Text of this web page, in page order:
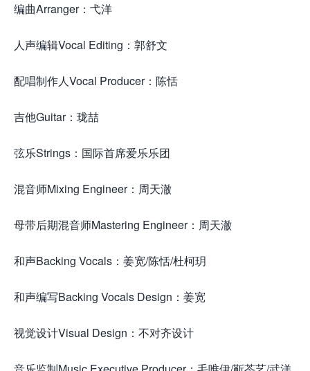
编曲Arranger：弋洋
人声编辑Vocal Editing：郭舒文
配唱制作人Vocal Producer：陈恬
吉他Guitar：珑喆
弦乐Strings：国际首席爱乐乐团
混音师Mixing Engineer：周天澈
母带后期混音师Mastering Engineer：周天澈
和声Backing Vocals：姜宽/陈恬/杜柯玥
和声编写Backing Vocals Design：姜宽
视觉设计Visual Design：不对齐设计